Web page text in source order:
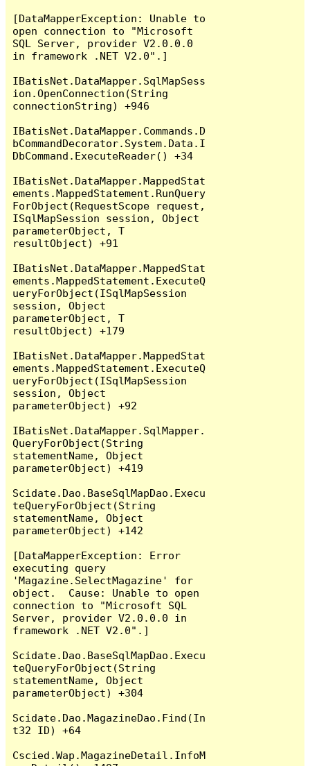
[DataMapperException: Unable to
open connection to "Microsoft
SQL Server, provider V2.0.0.0
in framework .NET V2.0".]
IBatisNet.DataMapper.SqlMapSess
ion.OpenConnection(String
connectionString) +946
IBatisNet.DataMapper.Commands.D
bCommandDecorator.System.Data.I
DbCommand.ExecuteReader() +34
IBatisNet.DataMapper.MappedStat
ements.MappedStatement.RunQuery
ForObject(RequestScope request,
ISqlMapSession session, Object
parameterObject, T
resultObject) +91
IBatisNet.DataMapper.MappedStat
ements.MappedStatement.ExecuteQ
ueryForObject(ISqlMapSession
session, Object
parameterObject, T
resultObject) +179
IBatisNet.DataMapper.MappedStat
ements.MappedStatement.ExecuteQ
ueryForObject(ISqlMapSession
session, Object
parameterObject) +92
IBatisNet.DataMapper.SqlMapper.
QueryForObject(String
statementName, Object
parameterObject) +419
Scidate.Dao.BaseSqlMapDao.Execu
teQueryForObject(String
statementName, Object
parameterObject) +142
[DataMapperException: Error
executing query
'Magazine.SelectMagazine' for
object.  Cause: Unable to open
connection to "Microsoft SQL
Server, provider V2.0.0.0 in
framework .NET V2.0".]
Scidate.Dao.BaseSqlMapDao.Execu
teQueryForObject(String
statementName, Object
parameterObject) +304
Scidate.Dao.MagazineDao.Find(In
t32 ID) +64
Cscied.Wap.MagazineDetail.InfoM